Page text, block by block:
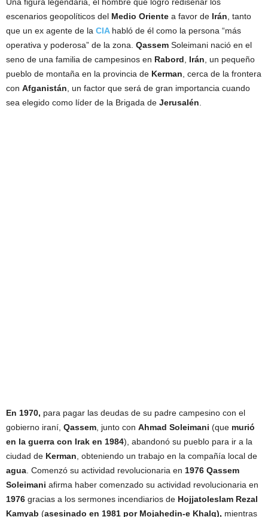
escenarios geopolíticos del Medio Oriente a favor de Irán , tanto
que un ex agente de la CIA habló de él como la persona “más
operativa y poderosa” de la zona. Qassem Soleimani nació en el
seno de una familia de campesinos en Rabord Irán , un pequeño
pueblo de montaña en la provincia de Kerman , cerca de la frontera
con Afganistán , un factor que será de gran importancia cuando
sea elegido como líder de la Brigada de Jerusalén
En 1970, para pagar las deudas de su padre campesino con el
gobierno iraní, Qassem , junto con Ahmad Soleimani (que murió
en la guerra con Irak en 1984), abandonó su pueblo para ir a la
ciudad de Kerman , obteniendo un trabajo en la compañía local de
agua . Comenzó su actividad revolucionaria en 1976 Qassem
Soleimani afirma haber comenzado su actividad revolucionaria en
1976 gracias a los sermones incendiarios de Hojjatoleslam Rezal
Kamyab (asesinado en 1981 por Mojahedin-e Khalq), mientras